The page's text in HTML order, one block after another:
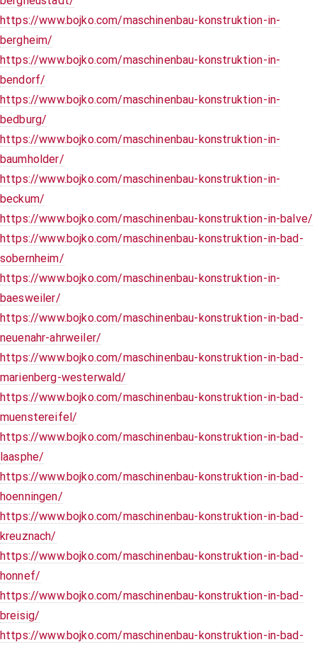
https://www.bojko.com/maschinenbau-konstruktion-in-
bergheim/
https://www.bojko.com/maschinenbau-konstruktion-in-
bendorf/
https://www.bojko.com/maschinenbau-konstruktion-in-
bedburg/
https://www.bojko.com/maschinenbau-konstruktion-in-
baumholder/
https://www.bojko.com/maschinenbau-konstruktion-in-
beckum/
https://www.bojko.com/maschinenbau-konstruktion-in-balve/
https://www.bojko.com/maschinenbau-konstruktion-in-bad-
sobernheim/
https://www.bojko.com/maschinenbau-konstruktion-in-
baesweiler/
https://www.bojko.com/maschinenbau-konstruktion-in-bad-
neuenahr-ahrweiler/
https://www.bojko.com/maschinenbau-konstruktion-in-bad-
marienberg-westerwald/
https://www.bojko.com/maschinenbau-konstruktion-in-bad-
muenstereifel/
https://www.bojko.com/maschinenbau-konstruktion-in-bad-
laasphe/
https://www.bojko.com/maschinenbau-konstruktion-in-bad-
hoenningen/
https://www.bojko.com/maschinenbau-konstruktion-in-bad-
kreuznach/
https://www.bojko.com/maschinenbau-konstruktion-in-bad-
honnef/
https://www.bojko.com/maschinenbau-konstruktion-in-bad-
breisig/
https://www.bojko.com/maschinenbau-konstruktion-in-bad-